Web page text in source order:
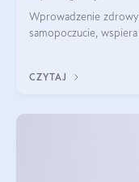
Wprowadzenie
samopoczucie,
CZYTAJ